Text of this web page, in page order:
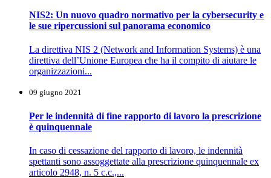
NIS2: Un nuovo quadro normativo per la cybersecurity e
le sue ripercussioni sul panorama economico
La direttiva NIS 2 (Network and Information Systems) è una
direttiva dell’Unione Europea che ha il compito di aiutare le
organizzazioni...
09 giugno 2021
Per le indennità di fine rapporto di lavoro la prescrizione
è quinquennale
In caso di cessazione del rapporto di lavoro, le indennità
spettanti sono assoggettate alla prescrizione quinquennale ex
articolo 2948, n. 5 c.c.,...